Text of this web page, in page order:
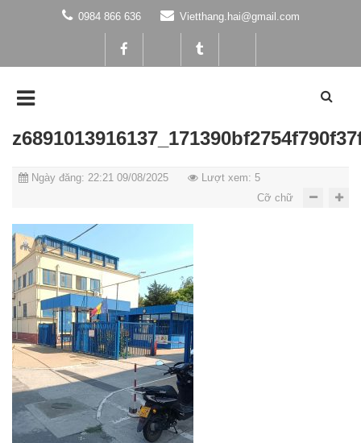
0984 866 636 Vietthang.hai@gmail.com
Ngày đăng: 22:21 09/08/2025
Lượt xem: 5
Cỡ chữ